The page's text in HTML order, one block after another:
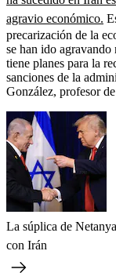
agravio económico.
precarización de la
se han ido
tiene planes para la
sanciones de la
González, profesor
La súplica de
con Irán